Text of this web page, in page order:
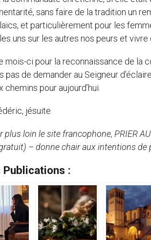
sans faire de la tradition un
et particulièrement pour les
uns sur les autres nos peurs et vivre
mois-ci pour la reconnaissance de la
pas de demander au Seigneur
chemins pour aujourd’hui.
jésuite
plus loin le site francophone, PRIER
– donne chair aux intentions de
Publications :